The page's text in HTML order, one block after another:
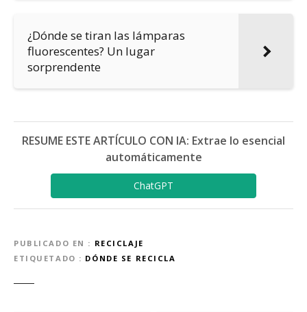
¿Dónde se tiran las lámparas
fluorescentes? Un lugar
sorprendente
RESUME ESTE ARTÍCULO CON IA: Extrae lo esencial
automáticamente
ChatGPT
PUBLICADO EN
RECICLAJE
ETIQUETADO
DÓNDE SE RECICLA